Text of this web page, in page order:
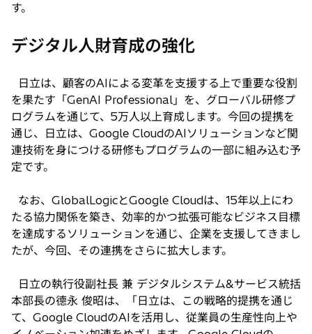
す。
デジタル人財育成の強化
日立は、顧客のAIによる変革を支援する上で重要な役割
を果たす「GenAI Professional」を、グローバル研修プ
ログラムを通じて、5万人以上育成します。今回の提携を
通じ、日立は、Google CloudのAIソリューションなど関
連技術を身につける研修もプログラムの一部に組み込む予
定です。
なお、GlobalLogicとGoogle Cloudは、15年以上にわ
たる協力関係を築き、効率的かつ拡張可能なビジネス目標
を達成するソリューションを通じ、企業を支援してきまし
たが、今回、その連携をさらに拡大します。
日立の執行役副社長 兼 デジタルシステム&サービス統括
本部長の德永 俊昭は、「日立は、この戦略的提携を通じ
て、Google CloudのAIを活用し、従業員の生産性向上や